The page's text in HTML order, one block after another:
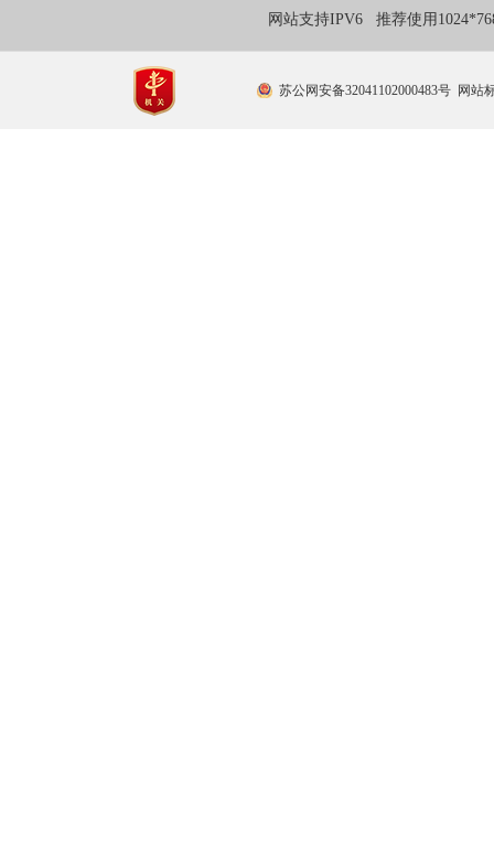
网站支持IPV6 推荐使用
苏公网安备32041102000483号 网站